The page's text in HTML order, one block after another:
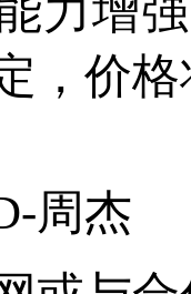
力增
，价
周杰